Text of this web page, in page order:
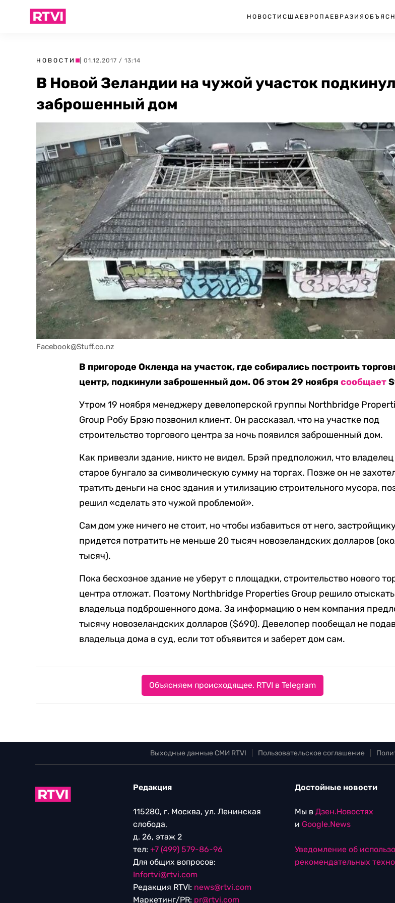
НОВОСТИ США ЕВРОПА ЕВРАЗИЯ
НОВОСТИ | 01.12.2017 / 13:14
В Новой Зеландии на чужой участок
заброшенный дом
Facebook@Stuff.co.nz
В пригороде Окленда на участок, где собирались построить
центр, подкинули заброшенный дом. Об этом 29 ноябрясообщает
Утром 19 ноября менеджеру девелоперской группы Northbridge
Group Робу Брэю позвонил клиент. Он рассказал, что на участке под
строительство торгового центра за ночь появился заброшенный дом.
Как привезли здание, никто не видел. Брэй предположил, что
старое бунгало за символическую сумму на торгах. Позже он не
тратить деньги на снос здания и утилизацию строительного мусора,
решил «сделать это чужой проблемой».
Сам дом уже ничего не стоит, но чтобы избавиться от него,
придется потратить не меньше 20 тысяч новозеландских долларов
тысяч).
Пока бесхозное здание не уберут с площадки, строительство нового
центра отложат. Поэтому Northbridge Properties Group решило отыскать
владельца подброшенного дома. За информацию о нем компания
тысячу новозеландских долларов ($690). Девелопер пообещал не
владельца дома в суд, если тот объявится и заберет дом сам.
Объясняем происходящее. RTVI в Telegram
Выходные данные СМИ RTVI Пользовательское соглашение
Редакция
115280, г. Москва, ул. Ленинская
слобода,
д. 26, этаж 2
тел: +7 (499) 579-86-96
Для общих вопросов:
Infortvi@rtvi.com
Редакция RTVI: news@rtvi.com
Маркетинг/PR: pr@rtvi.com
Достойные новости
Мы в Дзен.Новостях
и Google.News
Уведомление об
рекомендательных